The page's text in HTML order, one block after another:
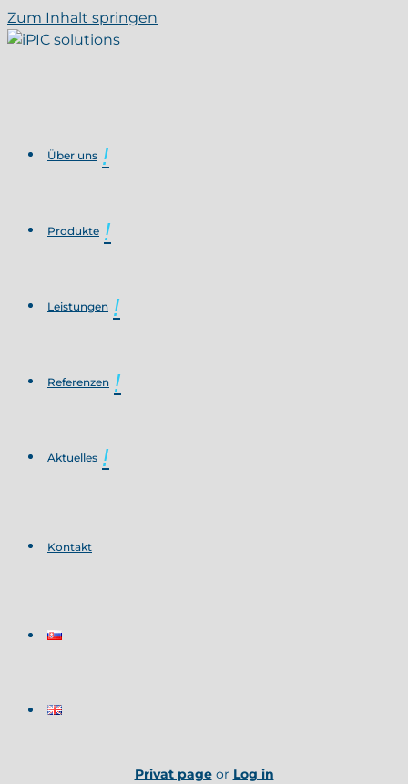
Zum Inhalt springen
Über uns
Produkte
Leistungen
Referenzen
Aktuelles
Kontakt
Privat pageor Log in